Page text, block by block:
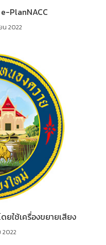
PlanNACC
น 2022
ยใช้เครื่องขยายเสียง
2022